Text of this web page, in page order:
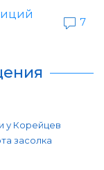
7
у Корейцев
засолка